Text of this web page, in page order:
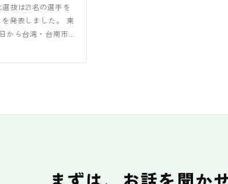
抜は21名の選手を
発表しました。 東
から台湾・台南市で